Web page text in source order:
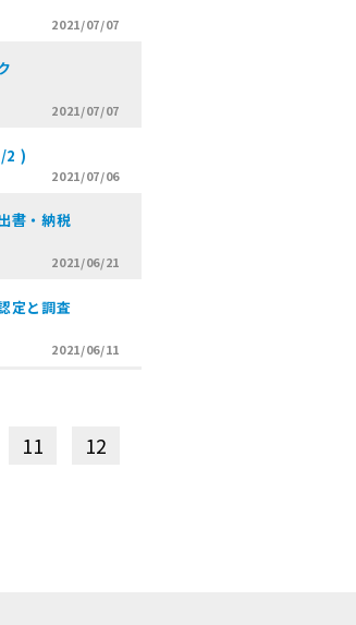
2021/07/07
2021/07/07
2 )
2021/07/06
書・納税
2021/06/21
定と調査
2021/06/11
11
12